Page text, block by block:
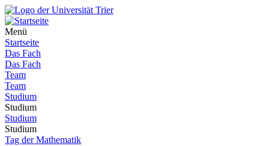
Menü
Startseite
Das Fach
Das Fach
Team
Team
Studium
Studium
Studium
Studium
Tag der Mathematik